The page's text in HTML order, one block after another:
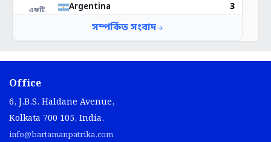
Office
6, J.B.S. Haldane Avenue,
Kolkata 700 105, India.
info@bartamanpatrika.com